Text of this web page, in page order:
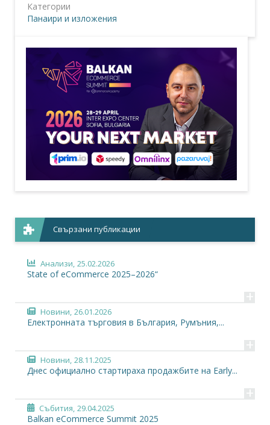
Категории
Панаири и изложения
Свързани публикации
Анализи, 25.02.2026
State of eCommerce 2025–2026“
+
Новини, 26.01.2026
Електронната търговия в България, Румъния,...
+
Новини, 28.11.2025
Днес официално стартираха продажбите на Early...
+
Събития, 29.04.2025
Balkan eCommerce Summit 2025